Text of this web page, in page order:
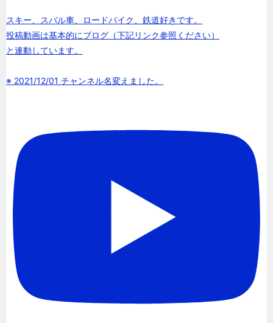
スキー、スバル車、ロードバイク、鉄道好きです。
投稿動画は基本的にブログ（下記リンク参照ください）
と連動しています。
※ 2021/12/01 チャンネル名変えました。